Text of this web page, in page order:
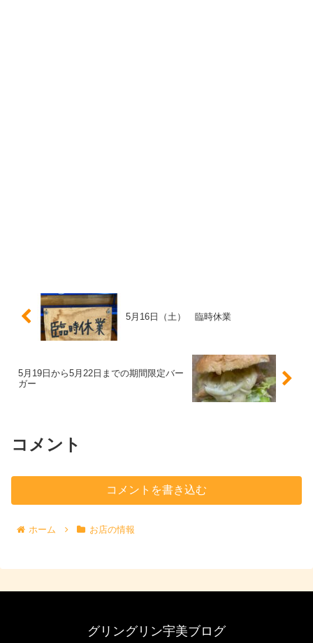
5月16日（土） 臨時休業
5月19日から5月22日までの期間限定バー
ガー
コメント
コメントを書き込む
ホーム お店の情報
グリングリン宇美ブログ